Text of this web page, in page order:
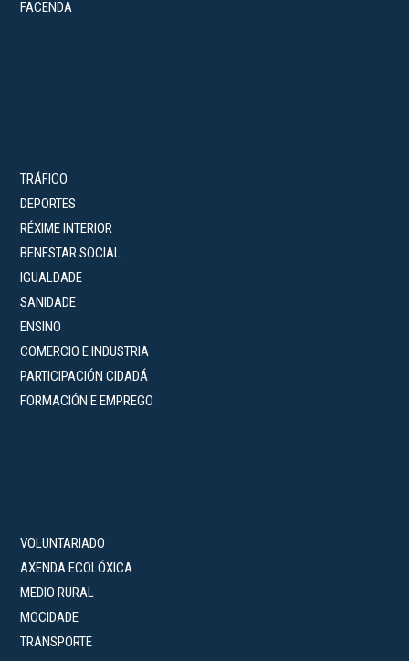
FACENDA
TRÁFICO
DEPORTES
RÉXIME INTERIOR
BENESTAR SOCIAL
IGUALDADE
SANIDADE
ENSINO
COMERCIO E INDUSTRIA
PARTICIPACIÓN CIDADÁ
FORMACIÓN E EMPREGO
VOLUNTARIADO
AXENDA ECOLÓXICA
MEDIO RURAL
MOCIDADE
TRANSPORTE